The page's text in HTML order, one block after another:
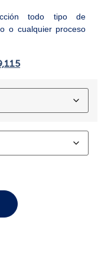
todo tipo de
o cualquier proceso